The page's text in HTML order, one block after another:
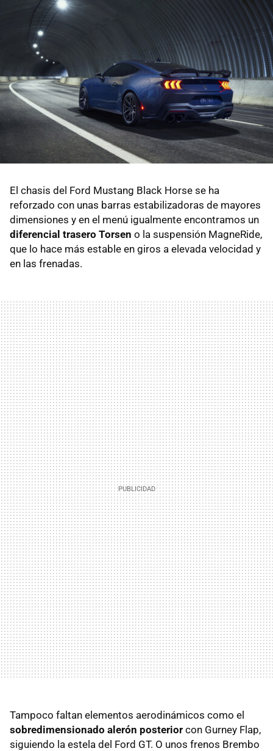
El chasis del Ford Mustang Black Horse se ha
reforzado con unas barras estabilizadoras de mayores
dimensiones y en el menú igualmente encontramos un
diferencial trasero Torsen o la suspensión MagneRide,
que lo hace más estable en giros a elevada velocidad y
en las frenadas.
Tampoco faltan elementos aerodinámicos como el
sobredimensionado alerón posterior con Gurney Flap,
siguiendo la estela del Ford GT. O unos frenos Brembo